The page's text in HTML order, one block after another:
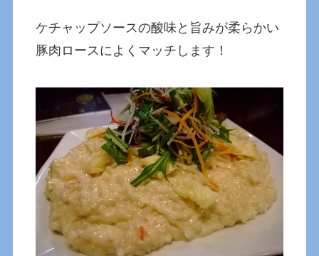
ケチャップソースの酸味と旨みが柔らかい
豚肉ロースによくマッチします！